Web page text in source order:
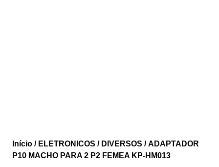
Início / ELETRONICOS / DIVERSOS / ADAPTADOR
P10 MACHO PARA 2 P2 FEMEA KP-HM013